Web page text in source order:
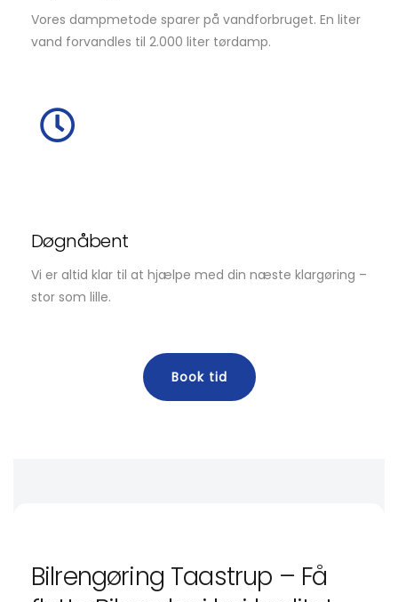
Vores dampmetode sparer på vandforbruget. En liter
vand forvandles til 2.000 liter tørdamp.
Døgnåbent
Vi er altid klar til at hjælpe med din næste klargøring –
stor som lille.
Book tid
Bilrengøring Taastrup – Få